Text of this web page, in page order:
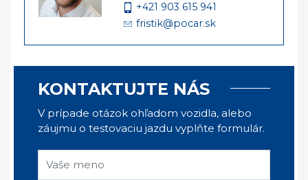
+421 903 615 941
fristik@pocar.sk
KONTAKTUJTE NÁS
V prípade otázok ohľadom vozidla, alebo
záujmu o testovaciu jazdu vyplňte formulár.